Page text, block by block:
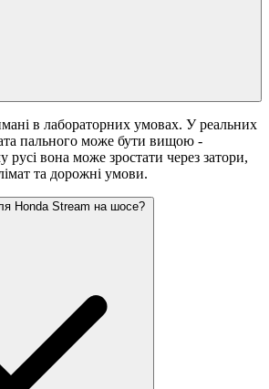
в лабораторних умовах. У реальних
пального може бути вищою -
русі вона може зростати через затори,
та дорожні умови.
Honda Stream на шосе?